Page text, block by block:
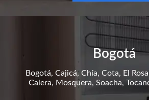
Bogotá
Bogotá, Cajicá, Chía, Cota, El
Calera, Mosquera, Soacha,